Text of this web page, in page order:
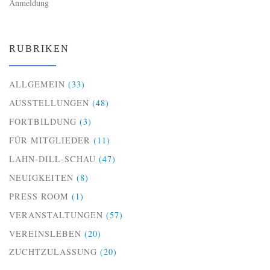
Anmeldung
RUBRIKEN
ALLGEMEIN (33)
AUSSTELLUNGEN (48)
FORTBILDUNG (3)
FÜR MITGLIEDER (11)
LAHN-DILL-SCHAU (47)
NEUIGKEITEN (8)
PRESS ROOM (1)
VERANSTALTUNGEN (57)
VEREINSLEBEN (20)
ZUCHTZULASSUNG (20)